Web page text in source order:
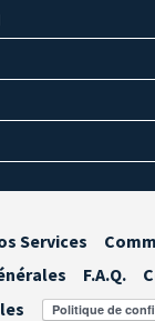
Services
F.A.Q.